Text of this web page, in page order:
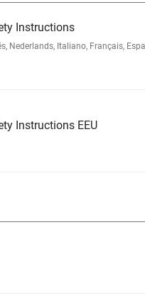
Instructions
Nederlands, Italiano, Français,
Instructions EEU